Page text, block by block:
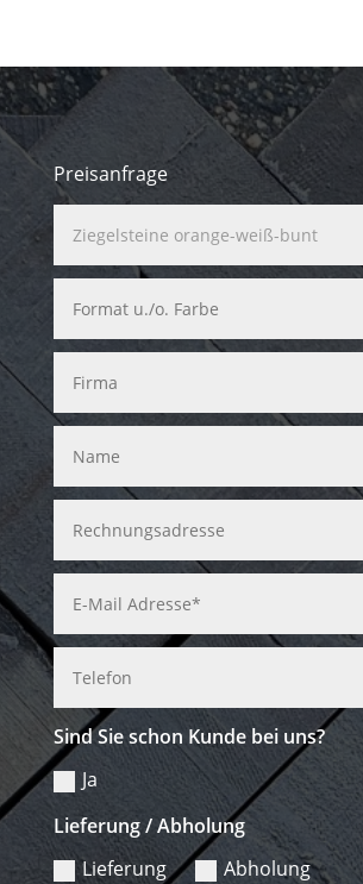
Preisanfrage
Sind Sie schon Kunde bei uns?
Ja
Lieferung / Abholung
Lieferung
Abholung